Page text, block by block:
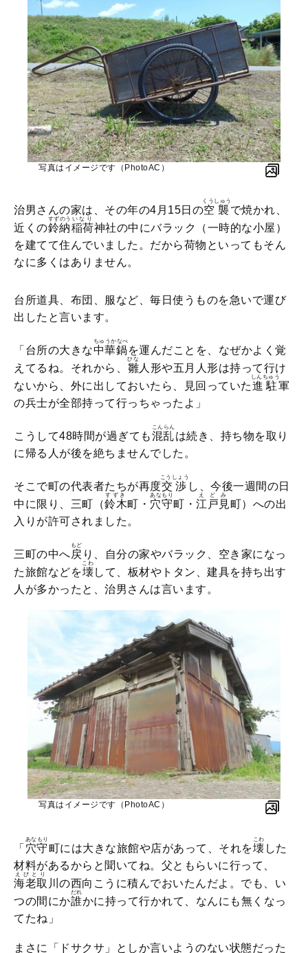
写真はイメージです（PhotoAC）
治男さんの家は、その年の4月15日の空襲
くうしゅう
で焼かれ、
近くの鈴納
すずのう
稲荷
いなり
神社の中にバラック（一時的な小屋）
を建てて住んでいました。だから荷物といってもそん
なに多くはありません。
台所道具、布団、服など、毎日使うものを急いで運び
出したと言います。
「台所の大きな中華鍋
ちゅうかなべ
を運んだことを、なぜかよく覚
えてるね。それから、 雛
ひな
人形や五月人形は持って行け
ないから、外に出しておいたら、見回っていた進駐
しんちゅう
軍
の兵士が全部持って行っちゃったよ」
こうして48時間が過ぎても混乱
こんらん
は続き、持ち物を取り
に帰る人が後を絶ちませんでした。
そこで町の代表者たちが再度交渉
こうしょう
し、今後一週間の日
中に限り、三町（鈴木
すずき
町・ 穴守
あなもり
町・ 江戸見
えどみ
町）への出
入りが許可されました。
三町の中へ戻
もど
り、自分の家やバラック、空き家になっ
た旅館などを壊
こわ
して、板材やトタン、建具を持ち出す
人が多かったと、治男さんは言います。
写真はイメージです（PhotoAC）
「 穴守
あなもり
町には大きな旅館や店があって、それを壊
こわ
した
材料があるからと聞いてね。父ともらいに行って、
海老取
えびとり
川の西向こうに積んでおいたんだよ。でも、い
つの間にか誰
だれ
かに持って行かれて、なんにも無くなっ
てたね」
まさに「ドサクサ」としか言いようのない状態だった